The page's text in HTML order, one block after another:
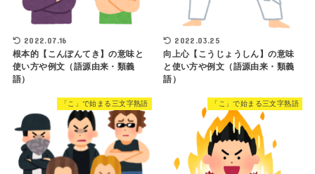
2022.07.16
根本的【こんぽんてき】の意味と
使い方や例文（語源由来・類義
語）
2022.03.25
向上心【こうじょうしん】の意味
と使い方や例文（語源由来・類義
語）
「こ」で始まる三文字熟語 「こ」で始まる三文字熟語